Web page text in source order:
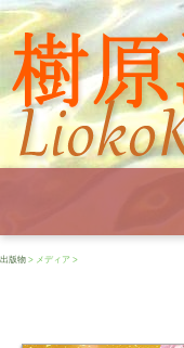
出版物 > メディア >